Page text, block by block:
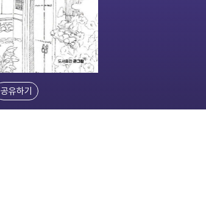
공유하기